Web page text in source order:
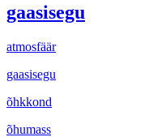
gaasisegu
atmosfäär
gaasisegu
õhkkond
õhumass